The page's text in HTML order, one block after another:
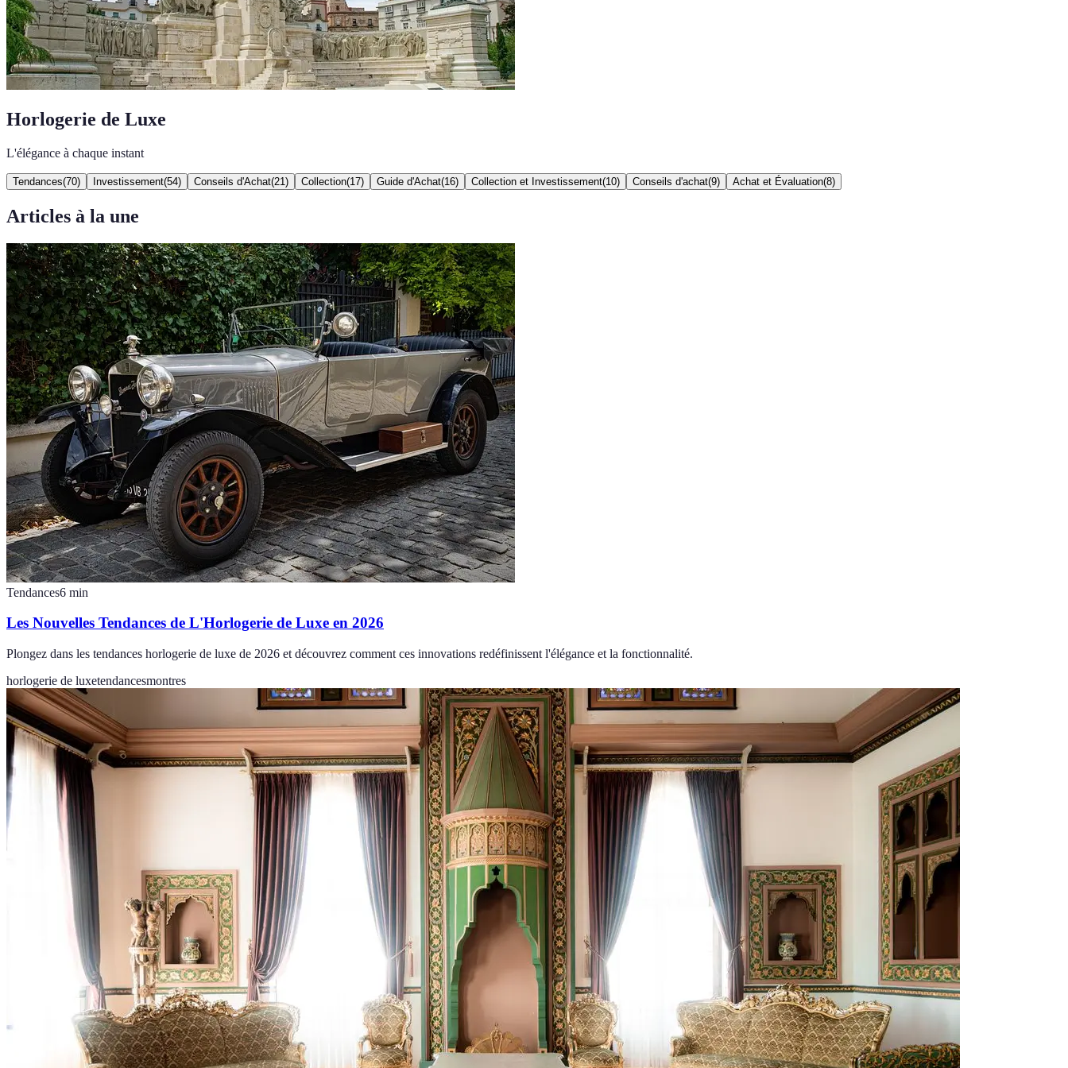
Horlogerie de Luxe
L'élégance à chaque instant
Tendances(70) Investissement(54) Conseils d'Achat(21 ) Collection(17) Guide d'Achat(16) Collection et Investissement(10) Conseils d'achat(9) Achat et Évaluation(8)
Articles à la une
Tendances6 min
Les Nouvelles Tendances de L'Horlogerie de Luxe en 2026
Plongez dans les tendances horlogerie de luxe de 2026 et découvrez comment ces innovations redéfinissent l'élégance et la fonctionnalité.
horlogerie de luxetendancesmontres